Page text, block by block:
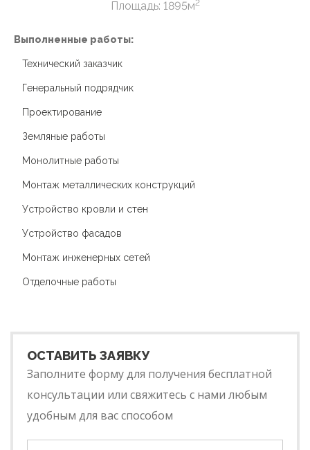
Площадь: 1895м2
Выполненные работы:
Технический заказчик
Генеральный подрядчик
Проектирование
Земляные работы
Монолитные работы
Монтаж металлических конструкций
Устройство кровли и стен
Устройство фасадов
Монтаж инженерных сетей
Отделочные работы
ОСТАВИТЬ ЗАЯВКУ
Заполните форму для получения бесплатной
консультации или свяжитесь с нами любым
удобным для вас способом